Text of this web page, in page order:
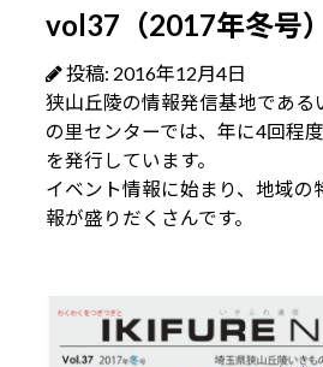
vol37（2017年冬号）
投稿: 2016年12月4日
狭山丘陵の情報発信基地である
の里センターでは、年に4回程
を発行しています。
イベント情報に始まり、地域の
報が盛りだくさんです。